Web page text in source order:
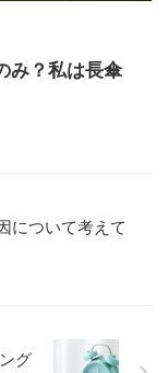
み？私は長傘
について考えて
グ